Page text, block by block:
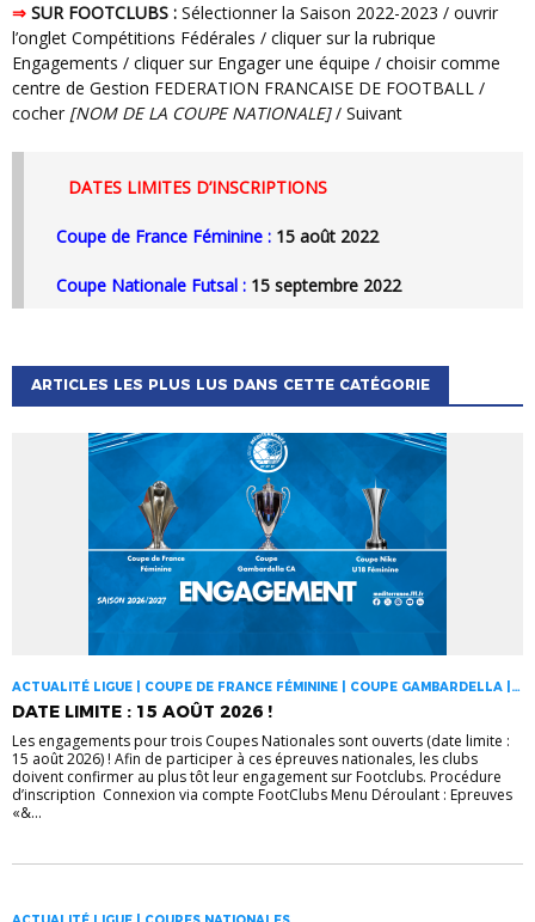
SUR FOOTCLUBS : Sélectionner la Saison 2022-2023 / ouvrir
l’onglet Compétitions Fédérales / cliquer sur la rubrique
Engagements / cliquer sur Engager une équipe / choisir comme
centre de Gestion FEDERATION FRANCAISE DE FOOTBALL /
cocher [NOM DE LA COUPE NATIONALE]/ Suivant
DATES LIMITES D’INSCRIPTIONS
Coupe de France Féminine : 15 août 2022
Coupe Nationale Futsal : 15 septembre 2022
ARTICLES LES PLUS LUS DANS CETTE CATÉGORIE
ACTUALITÉ LIGUE | COUPE DE FRANCE FÉMININE | COUPE GAMBARDELLA |
COUPES NATIONALES
DATE LIMITE : 15 AOÛT 2026 !
Les engagements pour trois Coupes Nationales sont ouverts (date limite :
15 août 2026) ! Afin de participer à ces épreuves nationales, les clubs
doivent confirmer au plus tôt leur engagement sur Footclubs. Procédure
d’inscription Connexion via compte FootClubs Menu Déroulant : Epreuves
«&...